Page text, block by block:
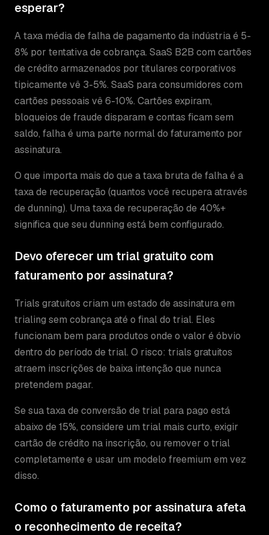
esperar?
A taxa média de falha de pagamento da indústria é 5-
8% por tentativa de cobrança. SaaS B2B com cartões
de crédito armazenados por titulares corporativos
tipicamente vê 3-5%. SaaS para consumidores com
cartões pessoais vê 6-10%. Cartões expiram,
bloqueios de fraude disparam e contas ficam sem
saldo, falha é uma parte normal do faturamento por
assinatura.
O que importa mais do que a taxa bruta de falha é a
taxa de recuperação (quantos você recupera através
de dunning). Uma taxa de recuperação de 40%+
significa que seu dunning está bem configurado.
Devo oferecer um trial gratuito com
faturamento por assinatura?
Trials gratuitos criam um estado de assinatura em
trialing sem cobrança até o final do trial. Eles
funcionam bem para produtos onde o valor é óbvio
dentro do período de trial. O risco: trials gratuitos
atraem inscrições de baixa intenção que nunca
pretendem pagar.
Se sua taxa de conversão de trial para pago está
abaixo de 15%, considere um trial mais curto, exigir
cartão de crédito na inscrição, ou remover o trial
completamente e usar um modelo freemium em vez
disso.
Como o faturamento por assinatura afeta
o reconhecimento de receita?